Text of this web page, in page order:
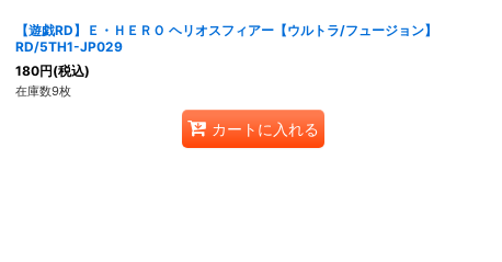
【遊戯RD】Ｅ・ＨＥＲＯ ヘリオスフィアー【ウルトラ/フュージョン】
RD/5TH1-JP029
180円(税込)
在庫数9枚
カートに入れる